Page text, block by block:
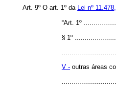
Art. 9º O art. 1º da Lei nº
“Art. 1º
§ 1º
V - outras áreas